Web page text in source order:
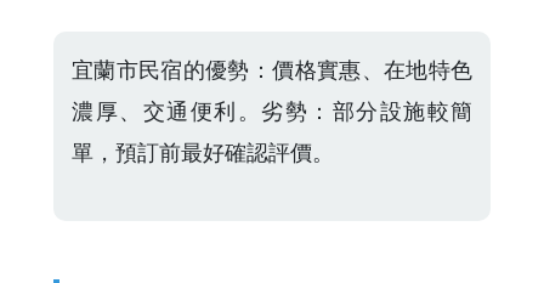
宜蘭市民宿的優勢：價格實惠、在地特色
濃厚、交通便利。劣勢：部分設施較簡
單，預訂前最好確認評價。